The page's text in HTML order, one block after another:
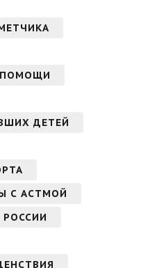
ПОМОЩИ
ДЕТЕЙ
С АСТМОЙ